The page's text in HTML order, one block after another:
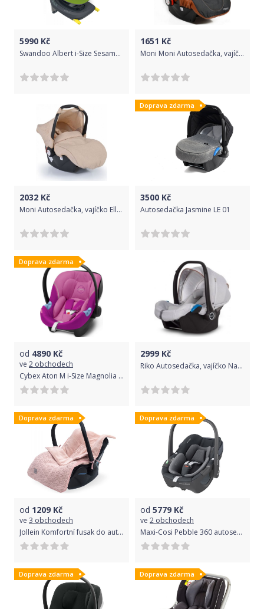
5990 Kč
Swandoo Albert i-Size Sesamelin 2020
1651 Kč
Moni Moni Autosedačka, vajíčko Alma 0-13 kg - černá
2032 Kč
Moni Autosedačka, vajíčko Ellada 0-13 kg - béžová
Doprava zdarma
3500 Kč
Autosedačka Jasmine LE 01
Doprava zdarma
od 4890 Kč
ve 2 obchodech
Cybex Aton M i-Size Magnolia Pink 2020
2999 Kč
Riko Autosedačka, vajíčko Naturo 2018, 0-10kg - grey fox
Doprava zdarma
od 1209 Kč
ve 3 obchodech
Jollein Komfortní fusak do autos. River knit pale pink
Doprava zdarma
od 5779 Kč
ve 2 obchodech
Maxi-Cosi Pebble 360 autosedačka Essential Graphite
Doprava zdarma Doprava zdarma